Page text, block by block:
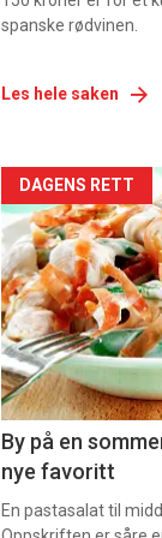
spanske rødvinen.
Les hele saken
Forsiden
akkurat
nå
-
5
DAGENS RETT
By på en
nye favoritt
En pastasalat til